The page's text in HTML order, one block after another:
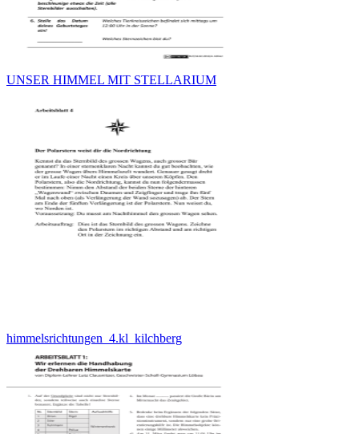
UNSER HIMMEL MIT STELLARIUM
himmelsrichtungen_4.kl_kilchberg